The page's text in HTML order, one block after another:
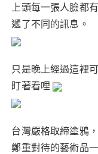
上頭每一張人臉都
遞了不同的訊息。
只是晚上經過這裡
盯著看哩
台灣嚴格取締塗鴉
鄭重對待的藝術品